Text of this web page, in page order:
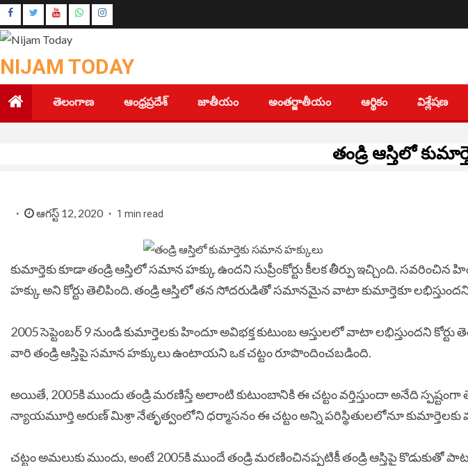
Skip
to
content
Youtube
Instagram
NIJAM TODAY
తెలంగాణ ఆంధ్రప్రదేశ్ జాతీయం అంతర్జాతీయం ఆర్థికం విశ్లేషణ
తండ్రి ఆస్తిలో
ఆగస్ట్ 12, 2020 1 min read
కుమార్తెకు కూడా తండ్రి ఆస్తిలో సమాన హక్కు ఉందని సుప్రీంకోర్టు కీలక తీర్పు ఇచ్చింది. సవరించిన
హక్కు అని కోర్టు తెలిపింది. తండ్రి ఆస్తిలో తన సోదరుడితో సమానమైన వాటా కుమార్తెకూ లభిస్తుందని
2005 సెప్టెంబర్ 9 నుండి కుమార్తెలకు హిందూ అవిభక్త కుటుంబ ఆస్తులలో వాటా లభిస్తుందని కోర్టు
వారి తండ్రి ఆస్తిపై సమాన హక్కులు ఉంటాయని ఒక చట్టం రూపొందించబడింది.
అయితే, 2005కి ముందు తండ్రి మరణిస్తే అలాంటి కుటుంబానికి ఈ చట్టం వర్తిస్తుందా అనేది
న్యాయమూర్తి అరుణ్ మిశ్రా నేతృత్వంలోని ధర్మాసనం ఈ చట్టం అన్ని పరిస్థితులలోనూ కుమార్తెలకు
చట్టం అమలుకు ముందు, అంటే 2005కి ముందే తండ్రి మరణించినప్పటికీ తండ్రి ఆస్తిపై